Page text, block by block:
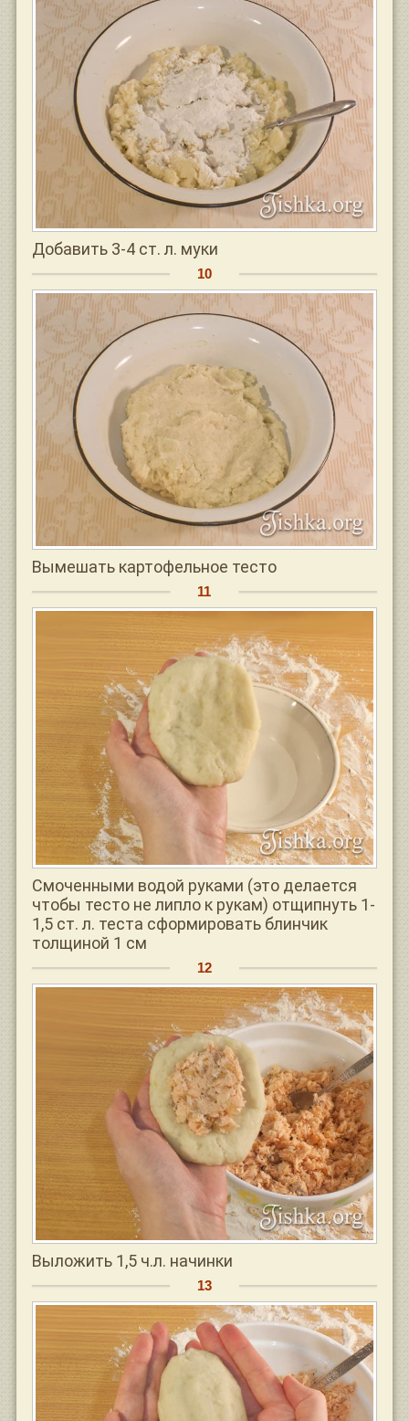
Добавить 3-4 ст. л. муки
Вымешать картофельное тесто
Смоченными водой руками (это делается
чтобы тесто не липло к рукам) отщипнуть 1-
1,5 ст. л. теста сформировать блинчик
толщиной 1 см
Выложить 1,5 ч.л. начинки